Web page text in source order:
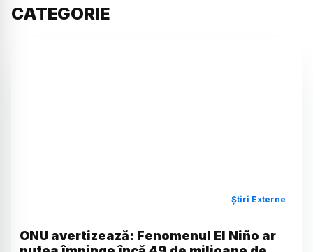
CATEGORIE
Știri Externe
ONU avertizează: Fenomenul El Niño ar